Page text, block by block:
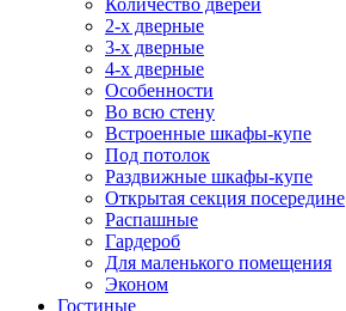
Количество дверей
2-х дверные
3-х дверные
4-х дверные
Особенности
Во всю стену
Встроенные шкафы-купе
Под потолок
Раздвижные шкафы-купе
Открытая секция посередине
Распашные
Гардероб
Для маленького помещения
Эконом
Гостиные